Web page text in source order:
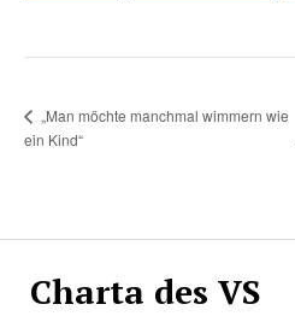
Charta des VS
„Man möchte manchmal wimmern wie
ein Kind“